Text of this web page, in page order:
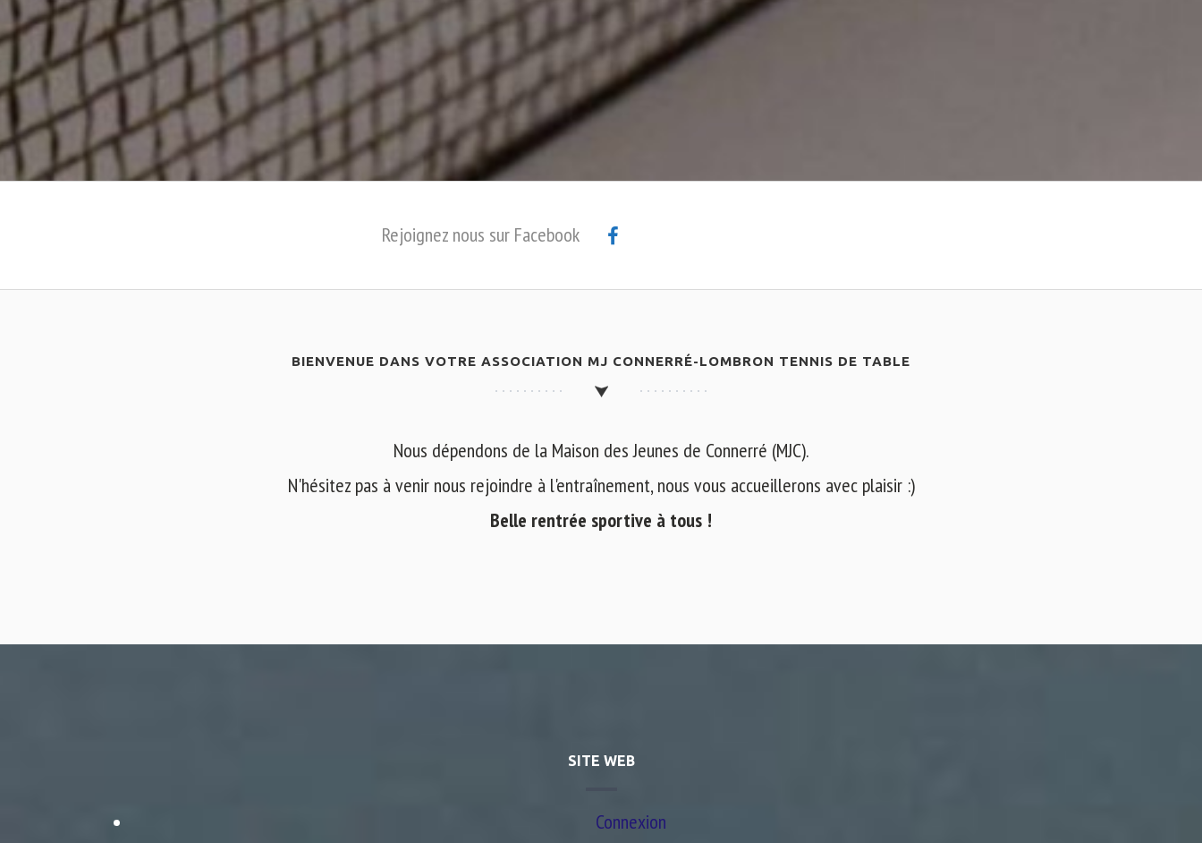
Rejoignez nous sur Facebook
BIENVENUE DANS VOTRE ASSOCIATION MJ CONNERRÉ-LOMBRON TENNIS DE TABLE
Nous dépendons de la Maison des Jeunes de Connerré (MJC).
N'hésitez pas à venir nous rejoindre à l'entraînement, nous vous accueillerons avec plaisir :)
Belle rentrée sportive à tous !
SITE WEB
Connexion